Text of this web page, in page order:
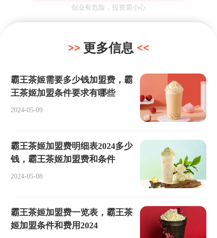
创业有危险，投资需小心
更多信息
霸王茶姬需要多少钱加盟费，霸
王茶姬加盟条件要求有哪些
2024-05-09
霸王茶姬加盟费明细表2024多少
钱，霸王茶姬加盟费和条件
2024-05-08
霸王茶姬加盟费一览表，霸王茶
姬加盟条件和费用2024